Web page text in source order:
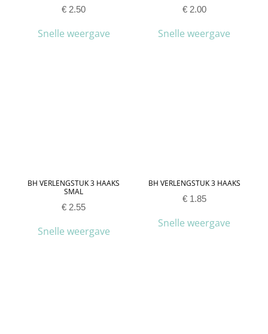
€ 2.50
Snelle weergave
€2.00
Snelle weergave
BH VERLENGSTUK 3 HAAKS
SMAL
€ 2.55
Snelle weergave
BH VERLENGSTUK 3 HAAKS
€1.85
Snelle weergave